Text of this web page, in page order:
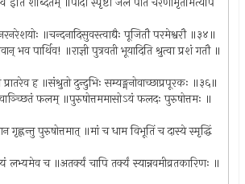
नरनरेशयोः ॥चन्दनादिसुवस्त्वाद्यैः पूजितौ परमेश्वरौ ॥३४॥
भव पार्थिव! ॥राज्ञी पुत्रवती भूयादिति श्रुत्वा प्रशं गतौ ॥
प्रातरेव ह ॥संश्रुतो दुन्दुभिः सम्यङ्मनोवाच्छाप्रपूरकः ॥३६॥
वाञ्च्छितं फलम् ॥पुरुषोत्तममासोऽयं फलदः पुरुषोत्तमः ॥
गृह्णन्तु पुरुषोत्तमात् ॥मां च धाम विभूतिं च दास्ये स्मृद्धिं
लभ्यमेव च ॥अतर्क्यं चापि तर्क्यं स्यान्नवमीव्रतकारिणः ॥